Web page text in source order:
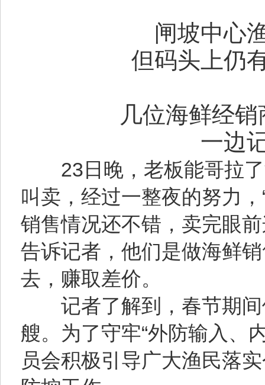
闸坡中心渔
但码头上仍有
几位海鲜经销
一边记
23日晚，老板能哥拉了
叫卖，经过一整夜的努力
销售情况还不错，卖完眼
告诉记者，他们是做海鲜
去，赚取差价。
记者了解到，春节期间
艘。为了守牢“外防输入、
员会积极引导广大渔民落